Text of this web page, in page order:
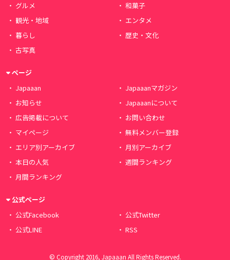
グルメ
和菓子
観光・地域
エンタメ
暮らし
歴史・文化
古写真
ページ
Japaaan
Japaaanマガジン
お知らせ
Japaaanについて
広告掲載について
お問い合わせ
マイページ
無料メンバー登録
エリア別アーカイブ
月別アーカイブ
本日の人気
週間ランキング
月間ランキング
公式ページ
公式Facebook
公式Twitter
公式LINE
RSS
© Copyright 2016, Japaaan All Rights Reserved.